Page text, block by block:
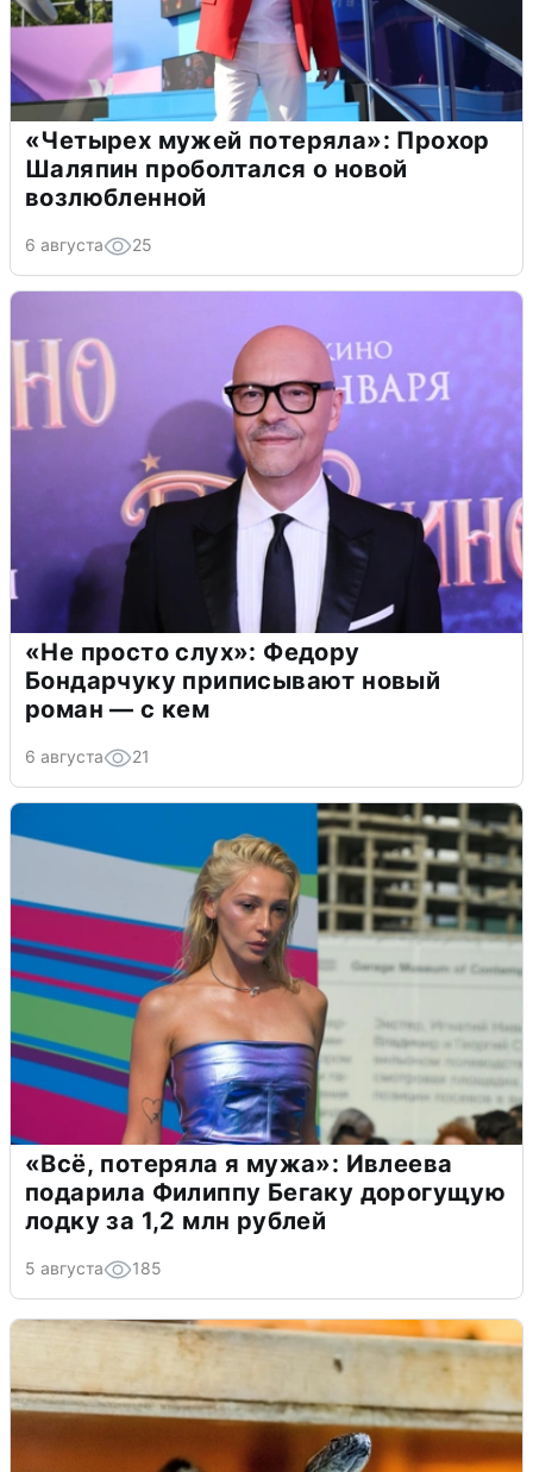
«Четырех мужей потеряла»: Прохор
Шаляпин проболтался о новой
возлюбленной
6 августа 25
«Не просто слух»: Федору
Бондарчуку приписывают новый
роман — с кем
6 августа 21
«Всё, потеряла я мужа»: Ивлеева
подарила Филиппу Бегаку дорогущую
лодку за 1,2 млн рублей
5 августа 185